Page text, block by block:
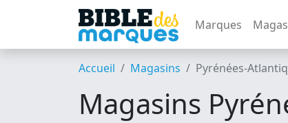
Marques
Accueil Magasins Pyrénées-
Magasins